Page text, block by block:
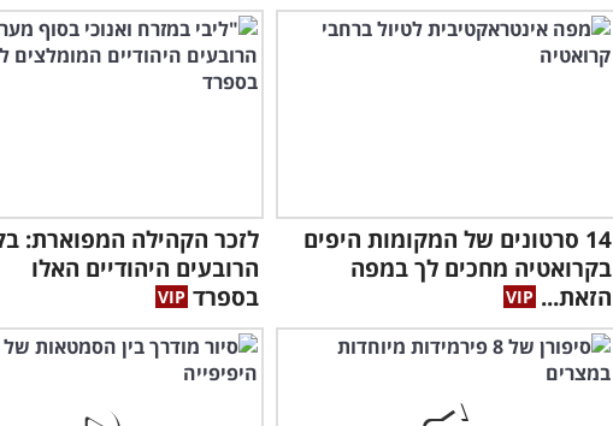
14 סרטונים של המקומות היפים
בקרואטיה מחכים לך במפה
הזאת...
הרובעים היהודיים האלו
בספרד